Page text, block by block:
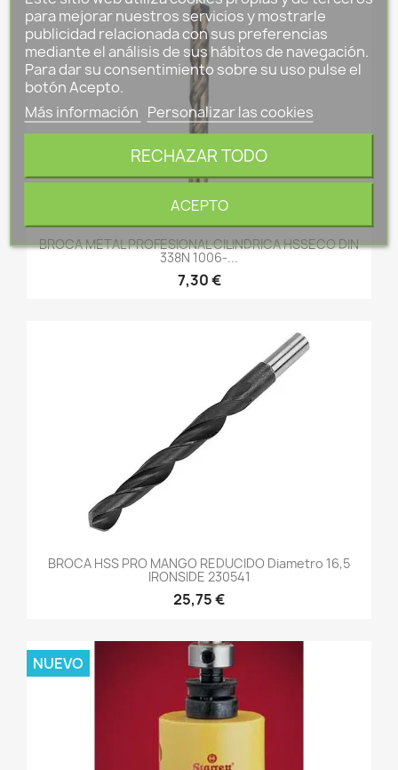
BROCA METAL PROFESIONAL CILINDRICA HSSECO DIN
338N 1006-...
7,30 €
BROCA HSS PRO MANGO REDUCIDO Diametro 16,5
IRONSIDE 230541
25,75 €
NUEVO
para mejorar nuestros servicios y mostrarle
publicidad relacionada con sus preferencias
mediante el análisis de sus hábitos de navegación.
Para dar su consentimiento sobre su uso pulse el
botón Acepto.
Más información Personalizar las cookies
RECHAZAR TODO
ACEPTO